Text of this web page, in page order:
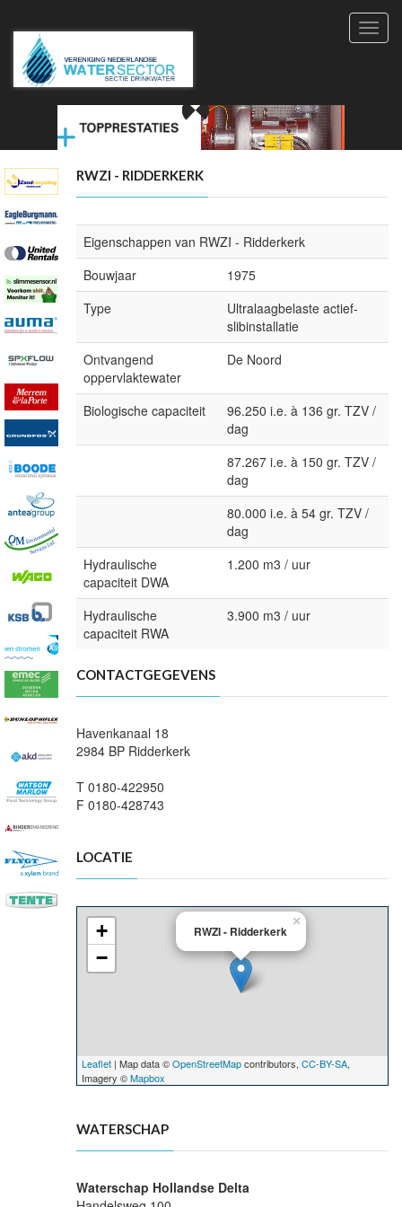
RWZI - RIDDERKERK
Eigenschappen van RWZI - Ridderkerk
Bouwjaar
1975
Type
Ultralaagbelaste actief-
slibinstallatie
Ontvangend
oppervlaktewater
De Noord
Biologische capaciteit
96.250 i.e. à 136 gr. TZV /
dag
87.267 i.e. à 150 gr. TZV /
dag
80.000 i.e. à 54 gr. TZV /
dag
Hydraulische
capaciteit DWA
1.200 m3 / uur
Hydraulische
capaciteit RWA
3.900 m3 / uur
CONTACTGEGEVENS
Havenkanaal 18
2984 BP Ridderkerk
T 0180-422950
F 0180-428743
LOCATIE
RWZI - Ridderkerk
×
+
−
Leaflet | Map data ©OpenStreetMapcontributors, CC-BY-SA,
Imagery ©Mapbox
WATERSCHAP
Waterschap Hollandse Delta